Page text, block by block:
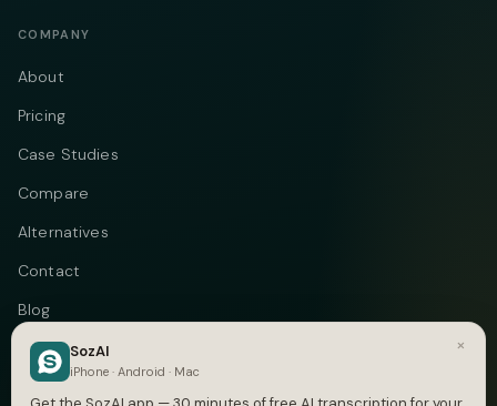
COMPANY
About
Pricing
Case Studies
Compare
Alternatives
Contact
Blog
Privacy
Terms
×
SozAI
iPhone · Android · Mac